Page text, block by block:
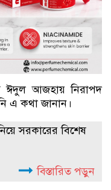
ঈদুল আজহায় নিরাপদ
এ কথা জানান।
সরকারের বিশেষ
বিস্তারিত পড়ুন